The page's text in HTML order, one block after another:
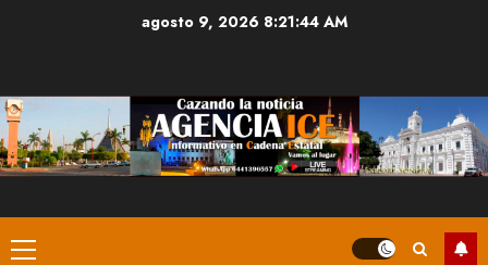
agosto 9, 2026 8:21:45 AM
Menú